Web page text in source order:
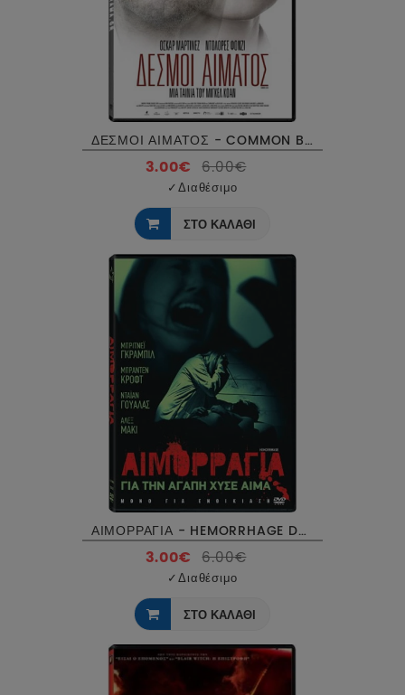
ΔΕΣΜΟΙ ΑΙΜΑΤΟΣ - COMMON BLOOD DVD USED
3.00€ 6.00€
✓Διαθέσιμο
ΣΤΟ ΚΑΛΑΘΙ
ΑΙΜΟΡΡΑΓΙΑ - HEMORRHAGE DVD USED
3.00€ 6.00€
✓Διαθέσιμο
ΣΤΟ ΚΑΛΑΘΙ